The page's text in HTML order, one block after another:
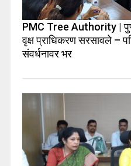
PMC Tree Authority |
वृक्ष प्राधिकरण सरसावले –
संवर्धनावर भर